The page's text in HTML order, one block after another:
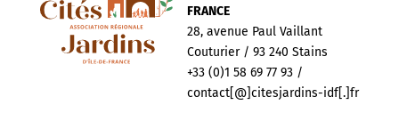
FRANCE
28, avenue Paul Vaillant
Couturier / 93 240 Stains
+33 (0)1 58 69 77 93 /
contact[@]citesjardins-idf[.]fr